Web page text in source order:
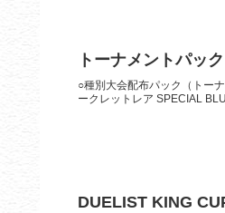
トーナメントパッ
○種別大会配布パック（トー
ークレットレア SPECIAL
DUELIST KING